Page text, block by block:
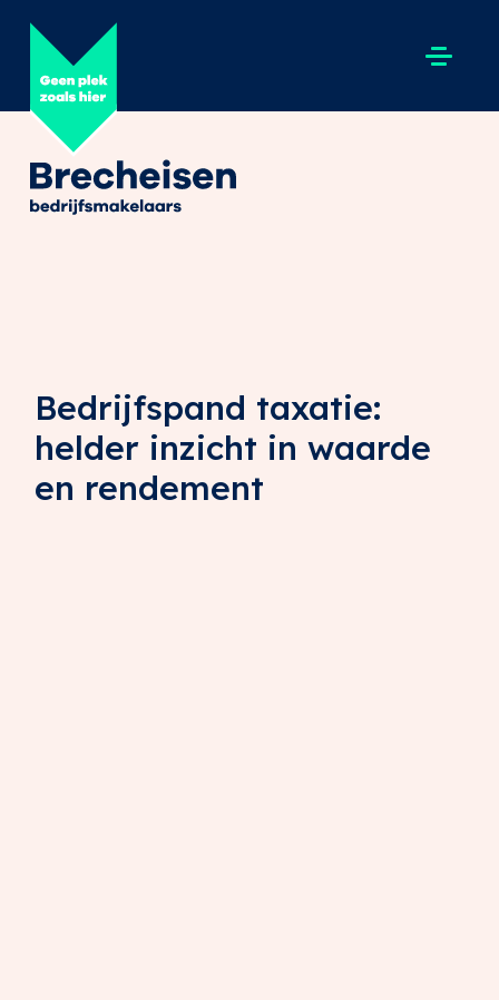
Bedrijfspand taxatie:
helder inzicht in waarde
en rendement